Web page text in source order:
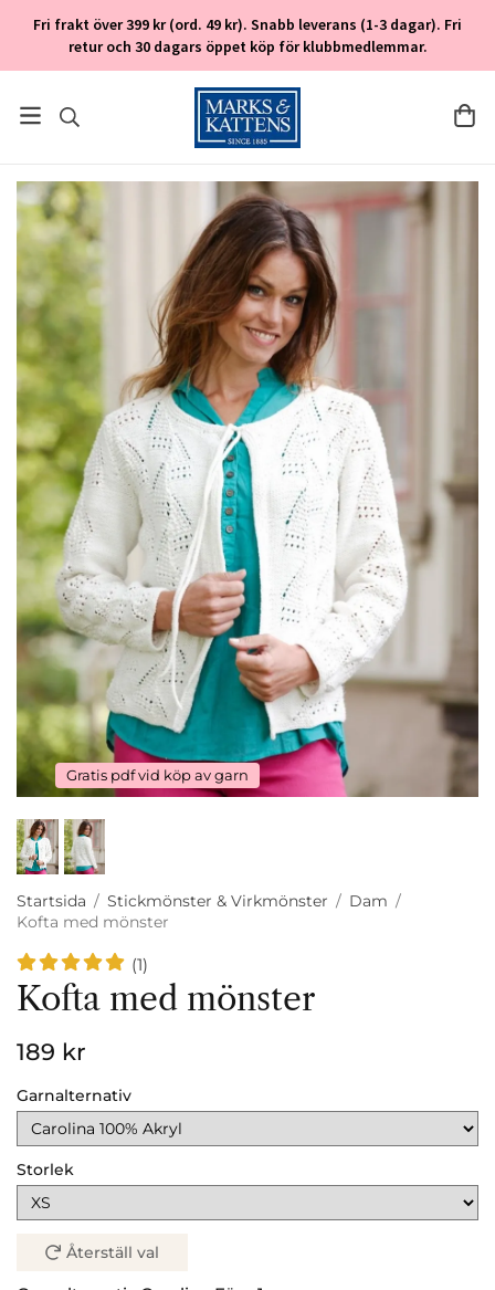
Fri frakt över 399 kr (ord. 49 kr). Snabb leverans (1-3 dagar). Fri
retur och 30 dagars öppet köp för klubbmedlemmar.
Gratis pdf vid köp av garn
Startsida / Stickmönster & Virkmönster / Dam /
Kofta med mönster
(1)
Kofta med mönster
189 kr
Garnalternativ
Storlek
Återställ val